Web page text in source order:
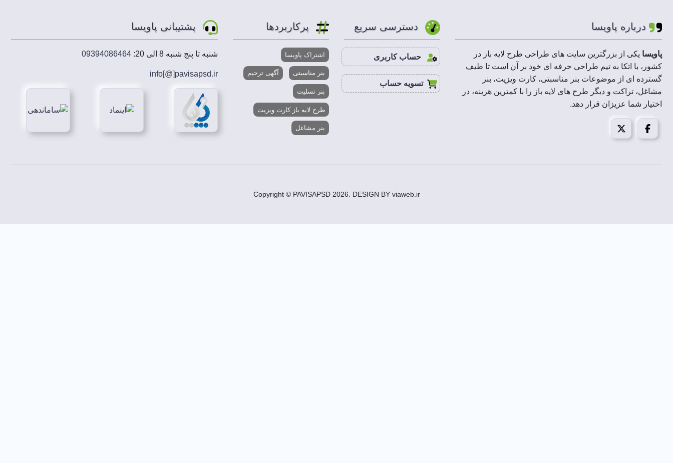
درباره پاویسا
پاویسا یکی از بزرگترین سایت های طراحی طرح لایه باز در
کشور، با اتکا به تیم طراحی حرفه ای خود بر آن است تا طیف
گسترده ای از موضوعات بنر مناسبتی، کارت ویزیت، بنر
مشاغل، تراکت و دیگر طرح های لایه باز را با کمترین هزینه، در
اختیار شما عزیزان قرار دهد.
دسترسی سریع
حساب کاربری
تسویه حساب
پرکاربردها
اشتراک پاویسا
بنر مناسبتی آگهی ترحیم
بنر تسلیت
طرح لایه باز کارت ویزیت
بنر مشاغل
پشتیبانی پاویسا
شنبه تا پنج شنبه 8 الی 20: 09394086464
info[@]pavisapsd.ir
Copyright © PAVISAPSD 2026 . DESIGN BY viaweb.ir